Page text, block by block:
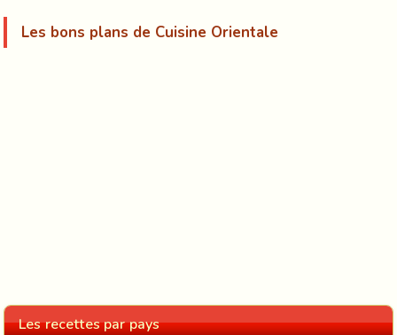
Les bons plans de Cuisine Orientale
Les recettes par pays